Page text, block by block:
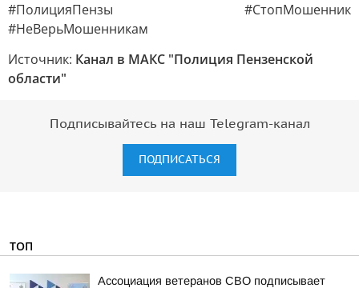
#ПолицияПензы #СтопМошенник
#НеВерьМошенникам
Источник: Канал в МАКС "Полиция Пензенской
области"
Подписывайтесь на наш Telegram-канал
ПОДПИСАТЬСЯ
ТОП
Ассоциация ветеранов СВО подписывает